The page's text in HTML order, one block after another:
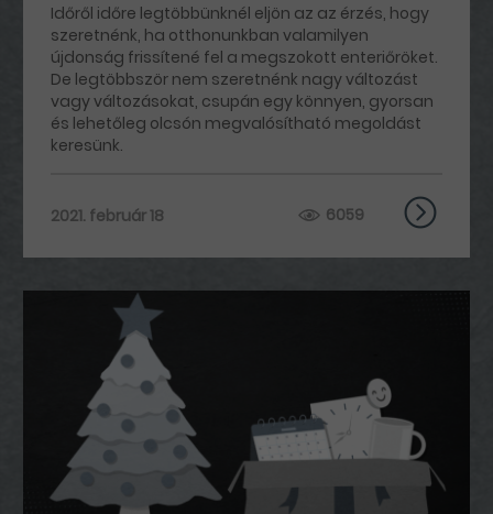
Időről időre legtöbbünknél eljön az az érzés, hogy
szeretnénk, ha otthonunkban valamilyen
újdonság frissítené fel a megszokott enteriőröket.
De legtöbbször nem szeretnénk nagy változást
vagy változásokat, csupán egy könnyen, gyorsan
és lehetőleg olcsón megvalósítható megoldást
keresünk.
2021. február 18 6059